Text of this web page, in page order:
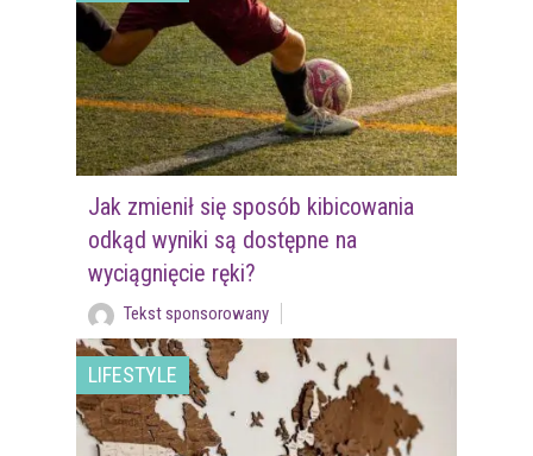
Jak zmienił się sposób kibicowania
odkąd wyniki są dostępne na
wyciągnięcie ręki?
Tekst sponsorowany
LIFESTYLE